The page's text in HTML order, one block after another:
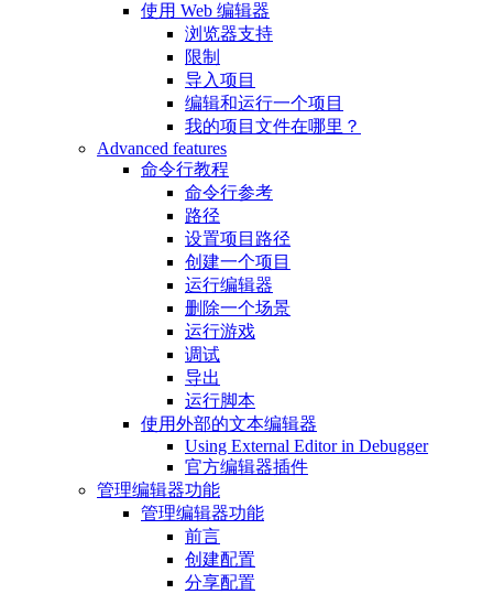
使用 Web 编辑器
浏览器支持
限制
导入项目
编辑和运行一个项目
我的项目文件在哪里？
Advanced features
命令行教程
命令行参考
路径
设置项目路径
创建一个项目
运行编辑器
删除一个场景
运行游戏
调试
导出
运行脚本
使用外部的文本编辑器
Using External Editor in Debugger
官方编辑器插件
管理编辑器功能
管理编辑器功能
前言
创建配置
分享配置